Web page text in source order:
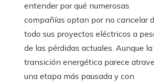
entender por qué numerosas
compañías optan por no cancelar
todo sus proyectos eléctricos a
de las pérdidas actuales. Aunque la
transición energética parece
una etapa más pausada y con